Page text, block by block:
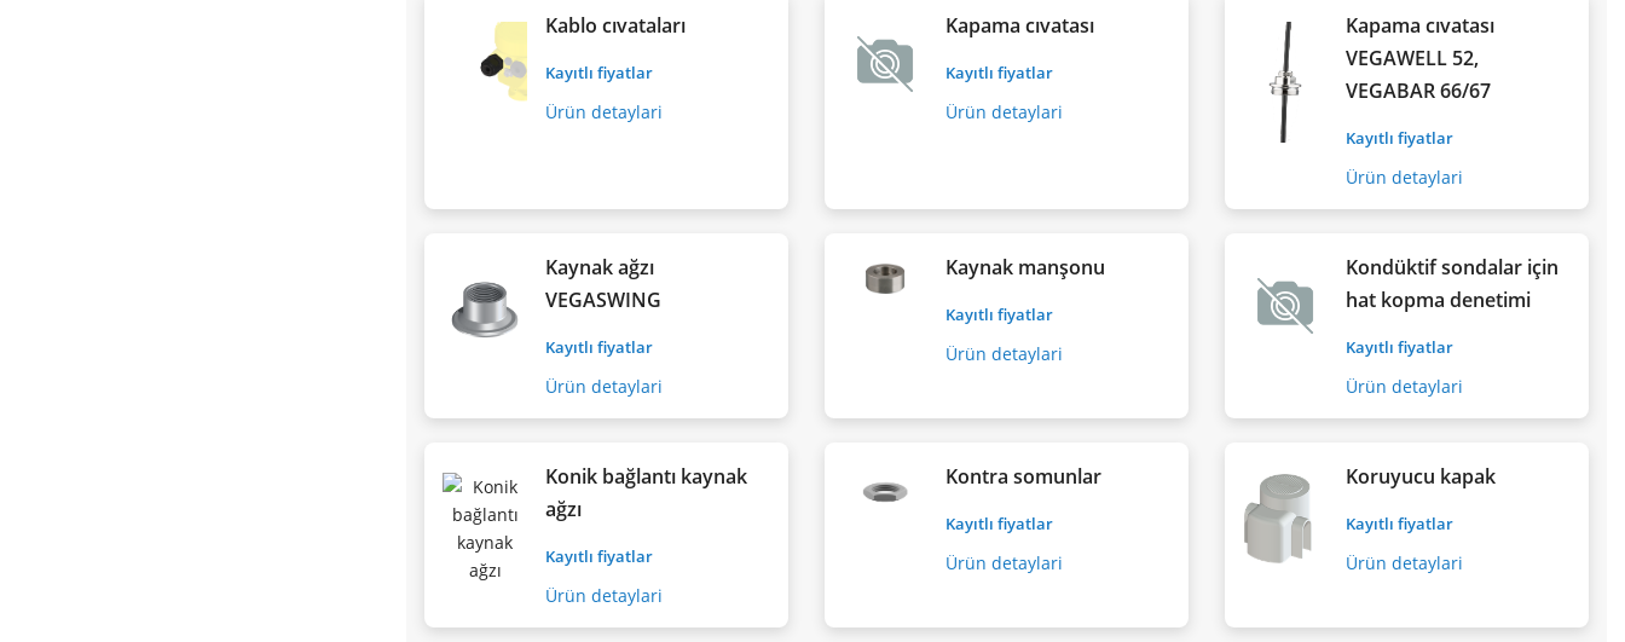
Kablo cıvataları
Kayıtlı fiyatlar
Ürün detaylari
Kapama cıvatası
Kayıtlı fiyatlar
Ürün detaylari
Kapama cıvatası
VEGAWELL 52,
VEGABAR 66/67
Kayıtlı fiyatlar
Ürün detaylari
Kaynak ağzı
VEGASWING
Kayıtlı fiyatlar
Ürün detaylari
Kaynak manşonu
Kayıtlı fiyatlar
Ürün detaylari
Kondüktif sondalar için
hat kopma denetimi
Kayıtlı fiyatlar
Ürün detaylari
Konik bağlantı kaynak
ağzı
Kayıtlı fiyatlar
Ürün detaylari
Kontra somunlar
Kayıtlı fiyatlar
Ürün detaylari
Koruyucu kapak
Kayıtlı fiyatlar
Ürün detaylari